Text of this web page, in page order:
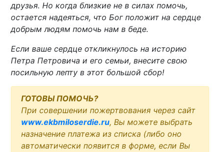
друзья. Но когда близкие не в силах помочь,
остается надеяться, что Бог положит на сердце
добрым людям помочь нам в беде.
Если ваше сердце откликнулось на историю
Петра Петровича и его семьи, внесите свою
посильную лепту в этот большой сбор!
ГОТОВЫ ПОМОЧЬ?
При совершении пожертвования через сайт
www.ekbmiloserdie.ru, Вы можете выбрать
назначение платежа из списка (либо оно
автоматически появится в форме, если Вы